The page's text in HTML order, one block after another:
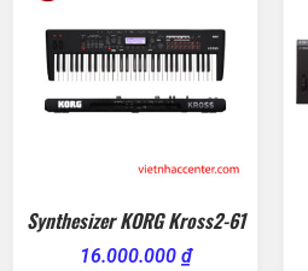
Synthesizer KORG Kross2-61
16.000.000 ₫